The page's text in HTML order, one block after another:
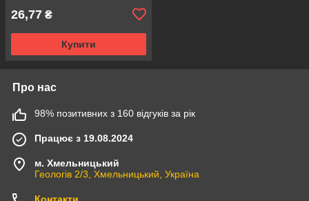
26,77 ₴
Купити
Про нас
98% позитивних з 160 відгуків за рік
Працює з 19.08.2024
м. Хмельницький
Геологів 2/3, Хмельницький, Україна